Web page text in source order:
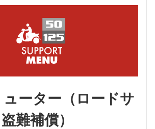
ューター（ロードサ
難補償）